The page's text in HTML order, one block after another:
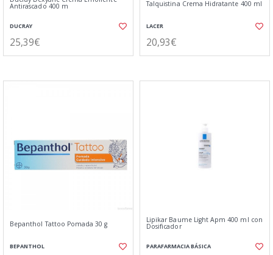
Antirascado 400 m
DUCRAY
25,39€
Talquistina Crema Hidratante 400 ml
LACER
20,93€
Bepanthol Tattoo Pomada 30 g
BEPANTHOL
Lipikar Baume Light Apm 400 ml con
Dosificador
PARAFARMACIA BÁSICA